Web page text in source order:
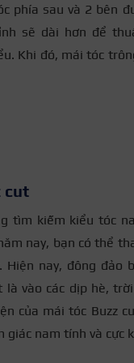
phía sau và 2 bên
sẽ dài hơn để
Khi đó, mái tóc
cut
tìm kiếm kiểu tóc
nay, bạn có thể
Hiện nay, đông đảo
là vào các dịp hè,
của mái tóc Buzz
giác nam tính và cực